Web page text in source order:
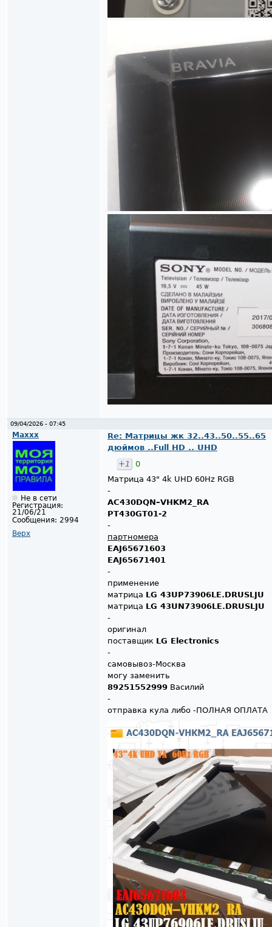
09/04/2026 - 07:45
Maxxx
Не в сети
Регистрация:
21/06/21
Сообщения: 2994
Верх
Re: Матрицы жк 32..43..50..55..65
дюймов ..Full HD .. UHD
+1
0
Матрица 43" 4k UHD 60Hz RGB
-
AC430DQN–VHKM2_RA
PT430GT01-2
-
партномера
EAJ65671603
EAJ65671401
-
применение
матрица LG 43UP73906LE.DRUSLJU
матрица LG 43UN73906LE.DRUSLJU
-
оригинал
поставщик LG Electronics
-
самовывоз-Москва
могу заменить
89251552999 Василий
-
отправка кула либо -ПОЛНАЯ ОПЛАТА